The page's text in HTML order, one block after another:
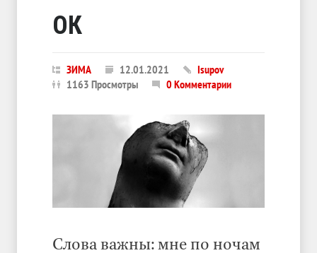
ОК
ЗИМА 12.01.2021
Isupov
1163 Просмотры
0 Комментарии
Слова важны: мне по ночам